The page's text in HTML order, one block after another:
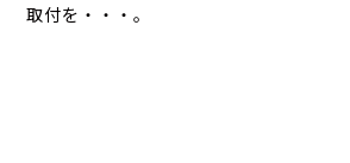
取付を・・・。